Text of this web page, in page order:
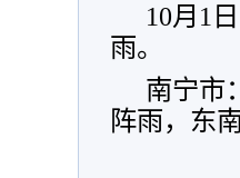
10月1
雨。
南宁市
阵雨，东